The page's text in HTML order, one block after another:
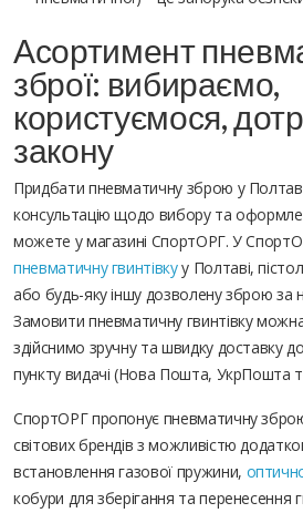
Асортимент
зброї: вибираємо,
користуємося,
закону
Придбати пневматичну зброю у
консультацію щодо вибору та
можете у магазині СпортОРГ. У
пневматичну гвинтівкуу Полтаві,
або будь-яку іншу дозволену зброю за
Замовити пневматичну гвинтівку
здійснимо зручну та швидку доставку
пункту видачі (Нова Пошта, УкрПошта
СпортОРГ пропонує пневматичну зброю
світових брендів з можливістю
встановлення газової пружини,
кобури для зберігання та перенесення